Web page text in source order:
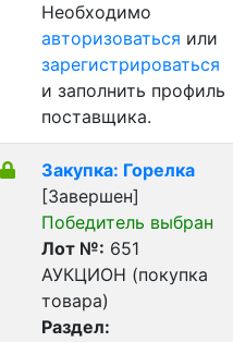
Необходимо
авторизоваться или
зарегистрироваться
и заполнить профиль
поставщика.
Закупка: Горелка
[Завершен]
Победитель выбран
Лот №: 651
АУКЦИОН (покупка
товара)
Раздел: